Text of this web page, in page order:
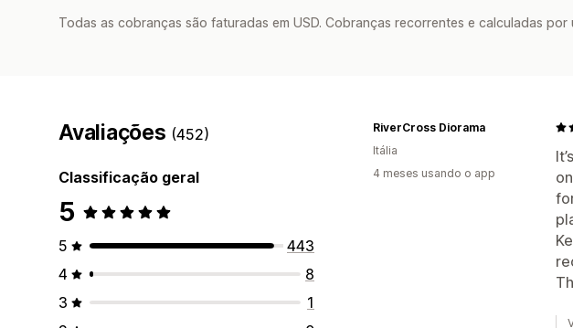
Todas as cobranças são faturadas em USD. Cobranças recorrentes e calculadas
Avaliações (452)
Classificação geral
5
5
443
4
8
3
1
RiverCross Diorama
Itália
4 meses usando o app